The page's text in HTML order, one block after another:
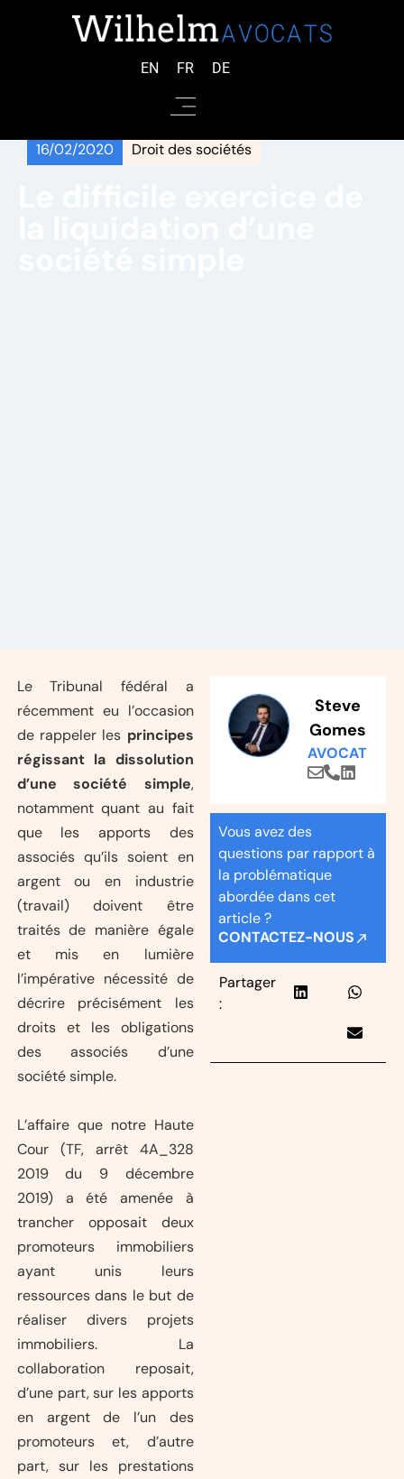
EN FR DE
16/02/2020 Droit des sociétés
Le Tribunal fédéral a
récemment eu l’occasion
de rappeler les principes
régissant la dissolution
d’une société simple,
notamment quant au fait
que les apports des
associés qu’ils soient en
argent ou en industrie
(travail) doivent être
traités de manière égale
et mis en lumière
l’impérative nécessité de
décrire précisément les
droits et les obligations
des associés d’une
société simple.
L’affaire que notre Haute
Cour (TF, arrêt 4A_328
2019 du 9 décembre
2019) a été amenée à
trancher opposait deux
promoteurs immobiliers
ayant unis leurs
ressources dans le but de
réaliser divers projets
immobiliers. La
collaboration reposait,
d’une part, sur les apports
en argent de l’un des
promoteurs et, d’autre
part, sur les prestations
Steve
Gomes
AVOCAT
Vous avez des
questions par rapport à
la problématique
abordée dans cet
article ?
CONTACTEZ-NOUS
Partager
: